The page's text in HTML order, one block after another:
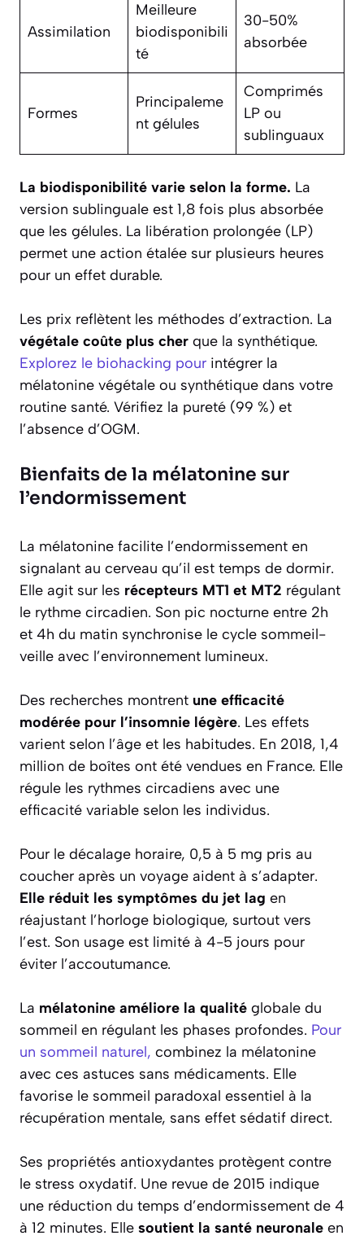
Assimilation
Meilleure
biodisponibili
té
30-50%
absorbée
Formes
Principaleme
nt gélules
Comprimés
LP ou
sublinguaux
La biodisponibilité varie selon la forme. La
version sublinguale est 1,8 fois plus absorbée
que les gélules. La libération prolongée (LP)
permet une action étalée sur plusieurs heures
pour un effet durable.
Les prix reflètent les méthodes d’extraction. La
végétale coûte plus cher que la synthétique.
Explorez le biohacking pour intégrer la
mélatonine végétale ou synthétique dans votre
routine santé. Vérifiez la pureté (99 %) et
l’absence d’OGM.
Bienfaits de la mélatonine sur
l’endormissement
La mélatonine facilite l’endormissement en
signalant au cerveau qu’il est temps de dormir.
Elle agit sur les récepteurs MT1 et MT2 régulant
le rythme circadien. Son pic nocturne entre 2h
et 4h du matin synchronise le cycle sommeil-
veille avec l’environnement lumineux.
Des recherches montrent une efficacité
modérée pour l’insomnie légère. Les effets
varient selon l’âge et les habitudes. En 2018, 1,4
million de boîtes ont été vendues en France. Elle
régule les rythmes circadiens avec une
efficacité variable selon les individus.
Pour le décalage horaire, 0,5 à 5 mg pris au
coucher après un voyage aident à s’adapter.
Elle réduit les symptômes du jet lag en
réajustant l’horloge biologique, surtout vers
l’est. Son usage est limité à 4-5 jours pour
éviter l’accoutumance.
La mélatonine améliore la qualité globale du
sommeil en régulant les phases profondes. Pour
un sommeil naturel, combinez la mélatonine
avec ces astuces sans médicaments. Elle
favorise le sommeil paradoxal essentiel à la
récupération mentale, sans effet sédatif direct.
Ses propriétés antioxydantes protègent contre
le stress oxydatif. Une revue de 2015 indique
une réduction du temps d’endormissement de 4
à 12 minutes. Elle soutient la santé neuronale en